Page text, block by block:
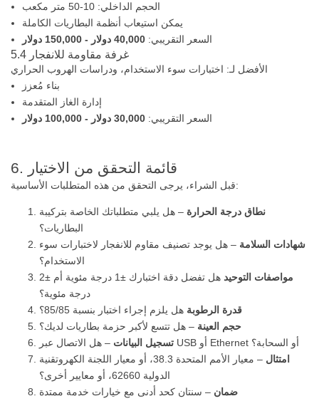
الحجم الداخلي: 10-50 متر مكعب
يمكن استيعاب أنظمة البطاريات الكاملة
السعر التقريبي: 40,000 دولار - 150,000 دولار
5.4 غرفة مقاومة للانفجار
الأفضل لـ: اختبارات سوء الاستخدام، ودراسات الهروب الحراري
بناء مُعزز
إدارة الغاز المتقدمة
السعر التقريبي: 30,000 دولار - 100,000 دولار
6. قائمة التحقق من الاختيار
قبل الشراء، يرجى التحقق من هذه المتطلبات الأساسية:
نطاق درجة الحرارة – هل يلبي متطلباتك الخاصة بتركيبة
البطاريات؟
شهادات السلامة – هل يوجد تصنيف مقاوم للانفجار لاختبارات سوء
الاستخدام؟
مواصفات التوحيد
هل تفضل دقة اختبارك ±1 درجة مئوية أم ±2
درجة مئوية؟
قدرة الرطوبة هل يلزم إجراء اختبار بنسبة 85/85؟
حجم العينة – هل تتسع لأكبر حزمة بطاريات لديك؟
تسجيل البيانات
– هل الاتصال عبر USB أو Ethernet أو السحابة؟
امتثال
– معيار الأمم المتحدة 38.3، أو معيار اللجنة الكهروتقنية
الدولية 62660، أو معايير أخرى؟
ضمان – سنتان كحد أدنى مع خيارات خدمة ممتدة